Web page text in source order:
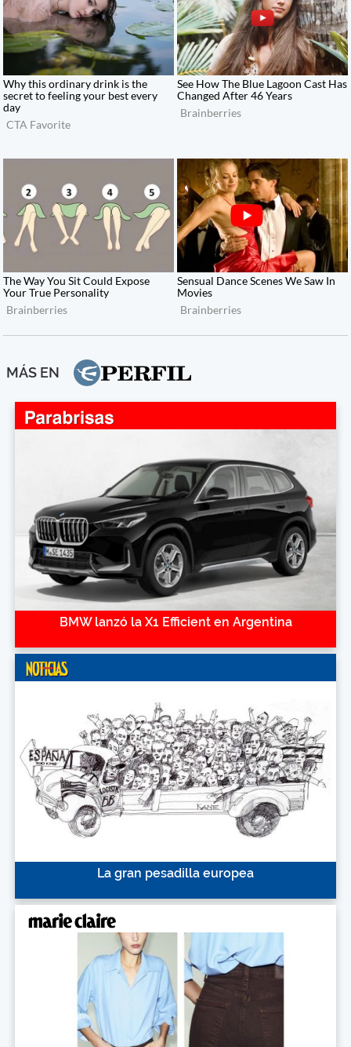
MÁS EN
BMW lanzó la X1 Efficient en Argentina
La gran pesadilla europea